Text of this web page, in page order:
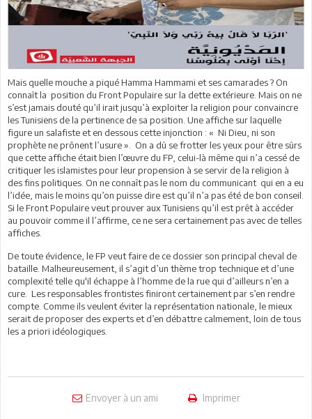
Mais quelle mouche a piqué Hamma Hammami et ses camarades ? On
connaît la position du Front Populaire sur la dette extérieure. Mais on ne
s’est jamais douté qu’il irait jusqu’à exploiter la religion pour convaincre
les Tunisiens de la pertinence de sa position. Une affiche sur laquelle
figure un salafiste et en dessous cette injonction : « Ni Dieu, ni son
prophète ne prônent l’usure ». On a dû se frotter les yeux pour être sûrs
que cette affiche était bien l’œuvre du FP, celui-là même qui n’a cessé de
critiquer les islamistes pour leur propension à se servir de la religion à
des fins politiques. On ne connaît pas le nom du communicant qui en a eu
l’idée, mais le moins qu’on puisse dire est qu’il n’a pas été de bon conseil.
Si le Front Populaire veut prouver aux Tunisiens qu’il est prêt à accéder
au pouvoir comme il l’affirme, ce ne sera certainement pas avec de telles
affiches.
De toute évidence, le FP veut faire de ce dossier son principal cheval de
bataille. Malheureusement, il s’agit d’un thème trop technique et d’une
complexité telle qu'il échappe à l’homme de la rue qui d’ailleurs n’en a
cure. Les responsables frontistes finiront certainement par s’en rendre
compte. Comme ils veulent éviter la représentation nationale, le mieux
serait de proposer des experts et d’en débattre calmement, loin de tous
les a priori idéologiques.
Envoyer à un ami Imprimer